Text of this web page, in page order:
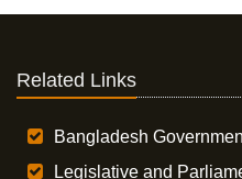
Related Links
Bangladesh
Legislative and